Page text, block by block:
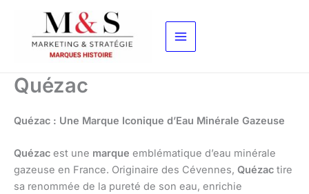
contenu
Quézac
Quézac : Une Marque Iconique d’Eau Minérale Gazeuse
Quézac est une marque emblématique d’eau minérale
gazeuse en France. Originaire des Cévennes, Quézac tire
sa renommée de la pureté de son eau, enrichie